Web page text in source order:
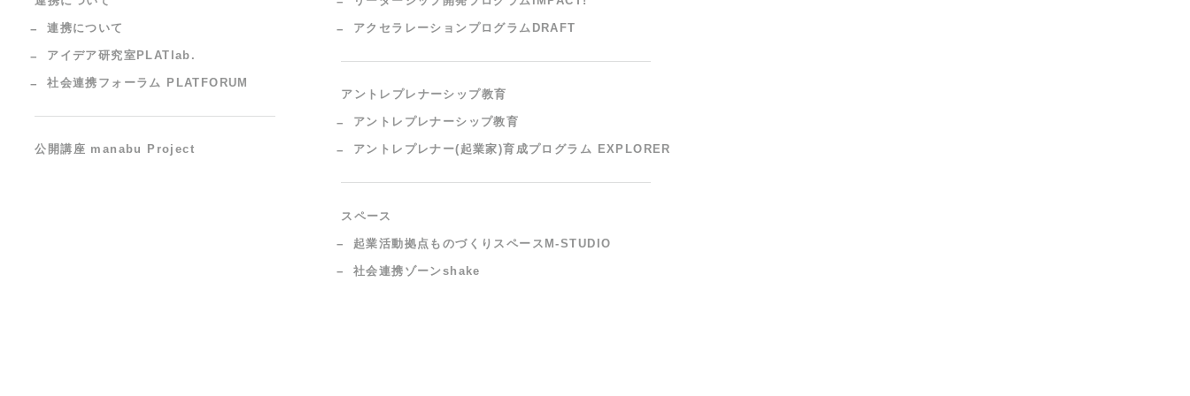
連携について
アイデア研究室PLATlab.
社会連携フォーラム PLATFORUM
公開講座 manabu Project
アクセラレーションプログラム DRAFT
アントレプレナーシップ教育
アントレプレナーシップ教育
アントレプレナー(起業家)育成プログラム EXPLORER
スペース
起業活動拠点ものづくりスペース M-STUDIO
社会連携ゾーンshake